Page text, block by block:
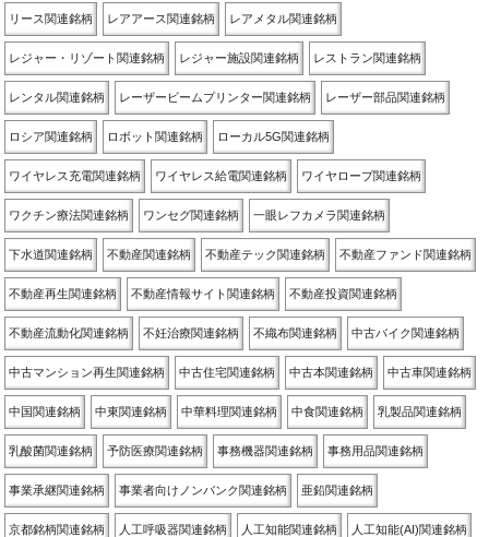
リース関連銘柄 レアアース関連銘柄 レアメタル関連銘柄
レジャー・リゾート関連銘柄 レジャー施設関連銘柄 レストラン関連銘柄
レンタル関連銘柄 レーザービームプリンター関連銘柄 レーザー部品関連銘柄
ロシア関連銘柄 ロボット関連銘柄 ローカル5G関連銘柄
ワイヤレス充電関連銘柄 ワイヤレス給電関連銘柄 ワイヤロープ関連銘柄
ワクチン療法関連銘柄 ワンセグ関連銘柄 一眼レフカメラ関連銘柄
下水道関連銘柄 不動産関連銘柄 不動産テック関連銘柄 不動産ファンド関連銘柄
不動産再生関連銘柄 不動産情報サイト関連銘柄 不動産投資関連銘柄
不動産流動化関連銘柄 不妊治療関連銘柄 不織布関連銘柄 中古バイク関連銘柄
中古マンション再生関連銘柄 中古住宅関連銘柄 中古本関連銘柄 中古車関連銘柄
中国関連銘柄 中東関連銘柄 中華料理関連銘柄 中食関連銘柄 乳製品関連銘柄
乳酸菌関連銘柄 予防医療関連銘柄 事務機器関連銘柄 事務用品関連銘柄
事業承継関連銘柄 事業者向けノンバンク関連銘柄 亜鉛関連銘柄
京都銘柄関連銘柄 人工呼吸器関連銘柄 人工知能関連銘柄 人工知能(AI)関連銘柄